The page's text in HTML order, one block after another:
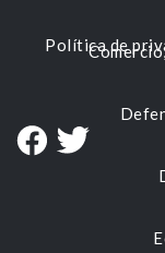
Política de